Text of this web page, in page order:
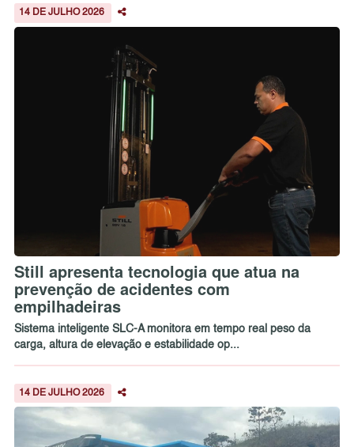
14 DE JULHO 2026
Still apresenta tecnologia que atua na
prevenção de acidentes com
empilhadeiras
Sistema inteligente SLC-A monitora em tempo real peso da
carga, altura de elevação e estabilidade op...
14 DE JULHO 2026